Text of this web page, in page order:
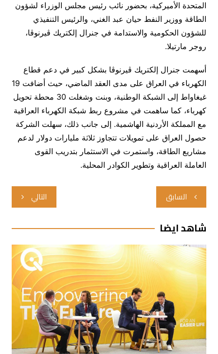
المتحدة الأميركية، بحضور نائب رئيس مجلس الوزراء لشؤون
الطاقة ووزير النفط حيان عبد الغني، والرئيس التنفيذي
للشؤون الحكومية والاستدامة في جنرال إلكتريك ڤيرنوڤا،
روجر مارتيلا.
أسهمت جنرال إلكتريك ڤيرنوڤا بشكل كبير في دعم قطاع
الكهرباء في العراق على مدى العقد الماضي، حيث أضافت 19
غيغاواط إلى الشبكة الوطنية، وبنت وشغلت 30 محطة تحويل
كهرباء، كما ساهمت في مشروع ربط شبكة الكهرباء العراقية
مع المملكة الأردنية الهاشمية. إلى جانب ذلك، سهلت الشركة
حصول العراق على تمويلات تتجاوز ثلاثة مليارات دولار لدعم
مشاريع الطاقة، واستمرت في الاستثمار بتدريب القوى
العاملة العراقية وتطوير الكوادر المحلية.
تصفّح
المقالات
السابق التالي
شاهد ايضا